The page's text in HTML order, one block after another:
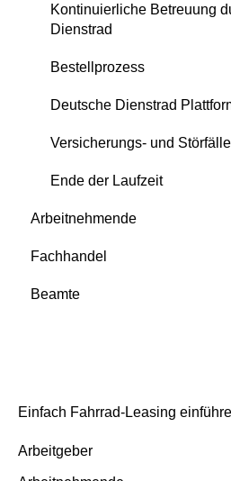
Kontinuierliche Betreuung
Dienstrad
Bestellprozess
Deutsche Dienstrad
Versicherungs- und Störfälle
Ende der Laufzeit
Arbeitnehmende
Grundlagen
Deutsche Dienstrad Plattform
Versicherungsfälle
Ende der Laufzeit
Fachhandel
Grundlagen
Beamte
Einfach Fahrrad-Leasing
Arbeitgeber